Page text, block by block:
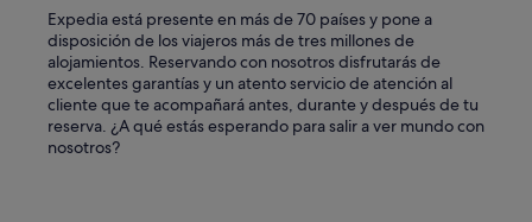
Expedia está presente en más de 70 países y pone a
disposición de los viajeros más de tres millones de
alojamientos. Reservando con nosotros disfrutarás de
excelentes garantías y un atento servicio de atención al
cliente que te acompañará antes, durante y después de tu
reserva. ¿A qué estás esperando para salir a ver mundo con
nosotros?